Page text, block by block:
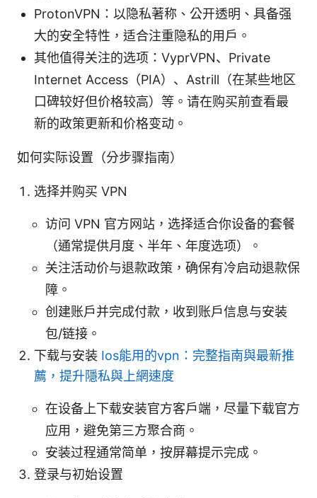
ProtonVPN：以隐私著称、公开透明、具备强
大的安全特性，适合注重隐私的用户。
其他值得关注的选项：VyprVPN、Private
Internet Access（PIA）、Astrill（在某些地区
口碑较好但价格较高）等。请在购买前查看最
新的政策更新和价格变动。
如何实际设置（分步骤指南）
选择并购买 VPN
访问 VPN 官方网站，选择适合你设备的套餐
（通常提供月度、半年、年度选项）。
关注活动价与退款政策，确保有冷启动退款保
障。
创建账户并完成付款，收到账户信息与安装
包/链接。
下载与安装 Ios能用的vpn：完整指南與最新推
薦，提升隱私與上網速度
在设备上下载安装官方客户端，尽量下载官方
应用，避免第三方聚合商。
安装过程通常简单，按屏幕提示完成。
登录与初始设置